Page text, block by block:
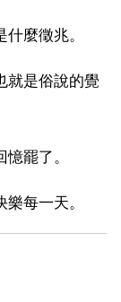
麼徵兆。
就是俗說的覺
罷了。
每一天。